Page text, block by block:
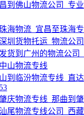
到佛山物流公司_专
海物流_宜昌至珠海
圳货物托运_物流公司
货到广州的物流公司
山物流专线
到临汾物流专线_直
庆物流专线_那曲到
尾物流专线公司_西